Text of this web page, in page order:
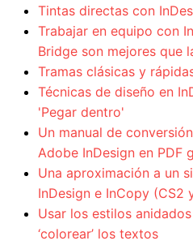
Tintas directas con
Trabajar en equipo con
Bridge son mejores que
Tramas clásicas y
Técnicas de diseño en
'Pegar dentro'
Un manual de
Adobe InDesign en PDF
Una aproximación a un
InDesign e InCopy (CS2
Usar los estilos
‘colorear’ los textos